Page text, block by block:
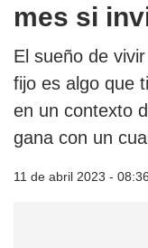
mes si
El sueño de
fijo es algo que
en un contexto
gana con un
11 de abril 2023 -